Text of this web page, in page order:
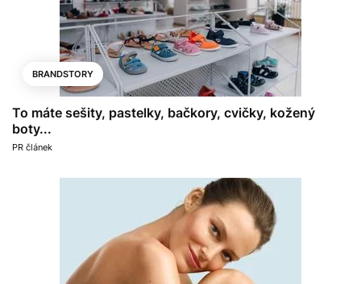
BRANDSTORY
To máte sešity, pastelky, bačkory, cvičky, kožený
boty...
PR článek